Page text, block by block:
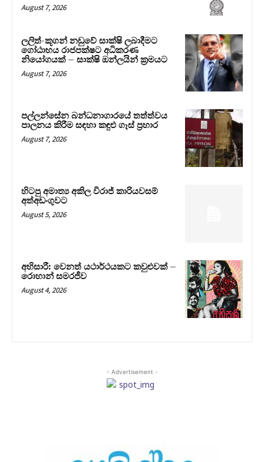
August 7, 2026
ලලිත්-කූගන් නඩුවේ සාක්ෂි ලබාදීමට
ගෝඨාභය රාජපක්ෂට අධිකරණ
නියෝගයක් – සාක්ෂි ඔන්ලයින් ක්‍රමයට
August 7, 2026
පල්ලන්සේන බන්ධනාගාරයේ තත්ත්වය
පාලනය කිරීම සඳහා කඳුළු ගෑස් ප්‍රහාර
August 7, 2026
හිටපු අමාත්‍ය අකිල විරාජ් කාරියවසම්
අත්අඩංගුවට
August 5, 2026
අභිසාරී: වෙනත් යථාර්ථයකට කවුළුවක් –
රොහාන් සමරජීව
August 4, 2026
- Advertisement -